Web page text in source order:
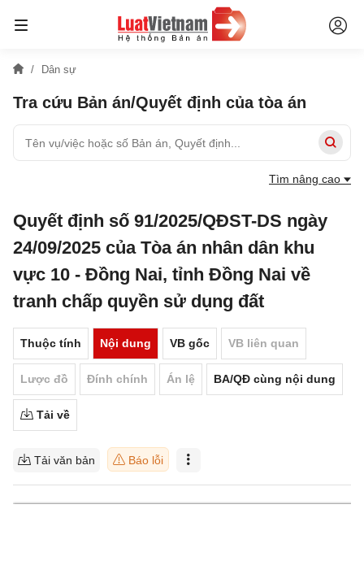
Dân sự
Tra cứu Bản án/Quyết định của tòa án
Tìm nâng cao
Quyết định số 91/2025/QĐST-DS ngày
24/09/2025 của Tòa án nhân dân khu
vực 10 - Đồng Nai, tỉnh Đồng Nai về
tranh chấp quyền sử dụng đất
Thuộc tính Nội dung VB gốc VB liên quan
Lược đồ Đính chính Án lệ BA/QĐ cùng nội dung
Tải về
Tải văn bản Báo lỗi